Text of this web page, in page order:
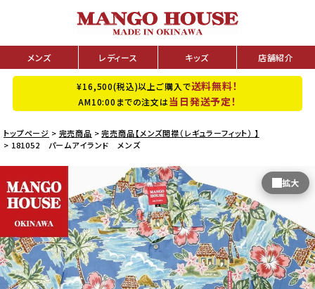
メンズ レディース キッズ 店舗紹介
¥16,500(税込)以上ご購入で送料無料！
AM10:00までの注文は当日発送予定！
トップページ 完売商品
完売商品【メンズ開襟（レギュラーフィット） 】
181052 パームアイランド メンズ